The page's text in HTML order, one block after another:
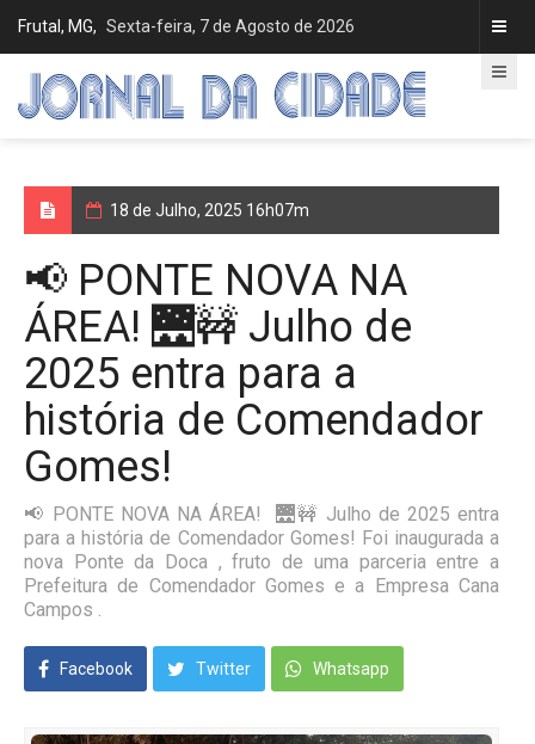
Frutal, MG, Sexta-feira, 7 de Agosto de 2026
18 de Julho, 2025 16h07m
📢 PONTE NOVA NA
ÁREA! 🌉🚧 Julho de
2025 entra para a
história de Comendador
Gomes!
📢 PONTE NOVA NA ÁREA! 🌉🚧 Julho de 2025 entra
para a história de Comendador Gomes! Foi inaugurada a
nova Ponte da Doca , fruto de uma parceria entre a
Prefeitura de Comendador Gomes e a Empresa Cana
Campos .
Facebook Twitter Whatsapp